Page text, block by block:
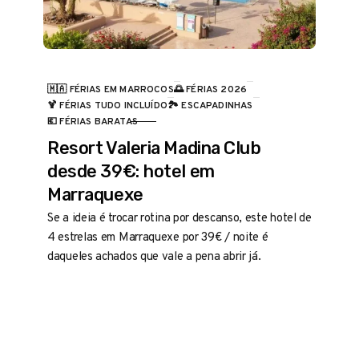
CATEGORIA
🇲🇦 FÉRIAS EM MARROCOS🌅 FÉRIAS 2026
🍹 FÉRIAS TUDO INCLUÍDO🏞️ ESCAPADINHAS
💶 FÉRIAS BARATAS
Resort Valeria Madina Club
desde 39€: hotel em
Marraquexe
Se a ideia é trocar rotina por descanso, este hotel de
4 estrelas em Marraquexe por 39€ / noite é
daqueles achados que vale a pena abrir já.